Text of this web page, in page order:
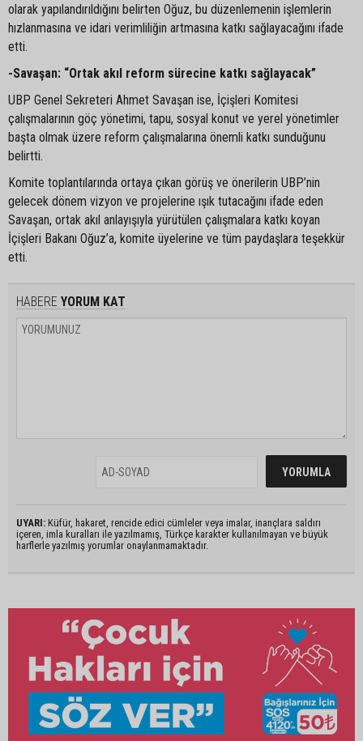
olarak yapılandırıldığını belirten Oğuz, bu düzenlemenin işlemlerin
hızlanmasına ve idari verimliliğin artmasına katkı sağlayacağını ifade
etti.
-Savaşan: “Ortak akıl reform sürecine katkı sağlayacak”
UBP Genel Sekreteri Ahmet Savaşan ise, İçişleri Komitesi
çalışmalarının göç yönetimi, tapu, sosyal konut ve yerel yönetimler
başta olmak üzere reform çalışmalarına önemli katkı sunduğunu
belirtti.
Komite toplantılarında ortaya çıkan görüş ve önerilerin UBP’nin
gelecek dönem vizyon ve projelerine ışık tutacağını ifade eden
Savaşan, ortak akıl anlayışıyla yürütülen çalışmalara katkı koyan
İçişleri Bakanı Oğuz’a, komite üyelerine ve tüm paydaşlara teşekkür
etti.
HABERE YORUM KAT
UYARI: Küfür, hakaret, rencide edici cümleler veya imalar, inançlara saldırı
içeren, imla kuralları ile yazılmamış, Türkçe karakter kullanılmayan ve büyük
harflerle yazılmış yorumlar onaylanmamaktadır.